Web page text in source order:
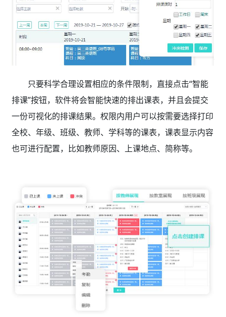
只要科学合理设置相应的条件限制，直接点击“智能
排课”按钮，软件将会智能快速的排出课表，并且会提交
一份可视化的排课结果。权限内用户可以按需要选择打印
全校、年级、班级、教师、学科等的课表，课表显示内容
也可进行配置，比如教师原因、上课地点、简称等。